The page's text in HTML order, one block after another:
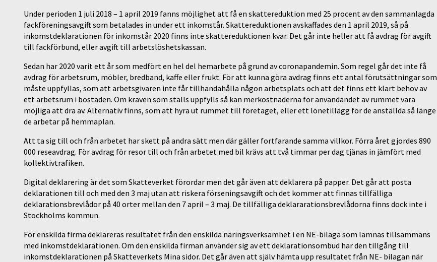
Under perioden 1 juli 2018 – 1 april 2019 fanns möjlighet att få en skattereduktion med 25 procent av den sammanlagda
fackföreningsavgift som betalades in under ett inkomstår. Skattereduktionen avskaffades den 1 april 2019, så på
inkomstdeklarationen för inkomstår 2020 finns inte skattereduktionen kvar. Det går inte heller att få avdrag för avgift
till fackförbund, eller avgift till arbetslöshetskassan.
Sedan har 2020 varit ett år som medfört en hel del hemarbete på grund av coronapandemin. Som regel går det inte få
avdrag för arbetsrum, möbler, bredband, kaffe eller frukt. För att kunna göra avdrag finns ett antal förutsättningar som
måste uppfyllas, som att arbetsgivaren inte får tillhandahålla någon arbetsplats och att det finns ett klart behov av
ett arbetsrum i bostaden. Om kraven som ställs uppfylls så kan merkostnaderna för användandet av rummet vara
möjliga att dra av. Alternativ finns, som att hyra ut rummet till företaget, eller ett lönetillägg för de anställda så länge
de arbetar på hemmaplan.
Att ta sig till och från arbetet har skett på andra sätt men där gäller fortfarande samma villkor. Förra året gjordes 890
000 reseavdrag. För avdrag för resor till och från arbetet med bil krävs att två timmar per dag tjänas in jämfört med
kollektivtrafiken.
Digital deklarering är det som Skatteverket förordar men det går även att deklarera på papper. Det går att posta
deklarationen till och med den 3 maj utan att riskera förseningsavgift och det kommer att finnas tillfälliga
deklarationsbrevlådor på 40 orter mellan den 7 april – 3 maj. De tillfälliga deklararationsbrevlådorna finns dock inte i
Stockholms kommun.
För enskilda firma deklareras resultatet från den enskilda näringsverksamhet i en NE-bilaga som lämnas tillsammans
med inkomst­deklarationen. Om den enskilda firman använder sig av ett deklarationsombud har den tillgång till
inkomstdeklarationen på Skatteverkets Mina sidor. Det går även att själv hämta upp resultatet från NE- bilagan när